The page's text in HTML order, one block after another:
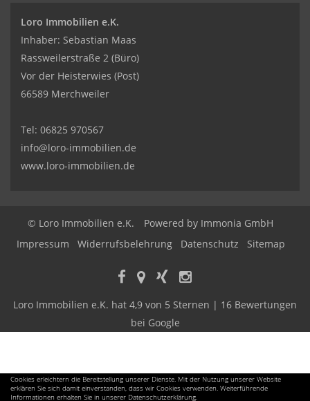
Cookies erleichtern die Bereitstellung unserer Dienste. Mit der Nutzung unserer Website
erklären Sie sich damit einverstanden, dass wir Cookies verwenden. Weiterführende
Informationen erhalten Sie in unserer Datenschutzerklärung.
Loro Immobilien e.K.
Inhaber: Sebastian Maas
Rassweilerstraße 2 (Büro)
Vor der Heisterwies (Post)
66589 Merchweiler
Tel: 06825 970567
info@loro-immobilien.de
www.loro-immobilien.de
© Loro Immobilien e.K.
Powered by Immonia GmbH
Impressum
Widerrufsbelehrung Datenschutz Sitemap
Loro Immobilien e.K. hat 4,9 von 5 Sternen | 16 Bewertungen
bei Google